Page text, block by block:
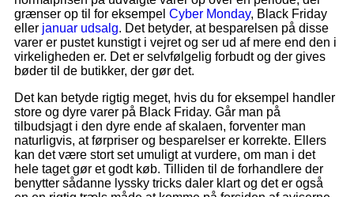
grænser op til for eksempel Cyber Monday, Black Friday
eller januar udsalg. Det betyder, at besparelsen på disse
varer er pustet kunstigt i vejret og ser ud af mere end den i
virkeligheden er. Det er selvfølgelig forbudt og der gives
bøder til de butikker, der gør det.
Det kan betyde rigtig meget, hvis du for eksempel handler
store og dyre varer på Black Friday. Går man på
tilbudsjagt i den dyre ende af skalaen, forventer man
naturligvis, at førpriser og besparelser er korrekte. Ellers
kan det være stort set umuligt at vurdere, om man i det
hele taget gør et godt køb. Tilliden til de forhandlere der
benytter sådanne lyssky tricks daler klart og det er også